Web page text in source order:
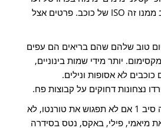
היום המהלך היחיד שטוב ממנו זה ISO של כוכב. פרטים אצל
טוב שלהם שהם בריאים הם עפים
במקסימום. יותר מידי שמות בינוניים,
כוכבים לא אסופות ונילים.
נצחונות דחוקים על קבוצות פח.
בוסטון לדעתי השנה עפה סיב 1 אם לא תפגוש את טורנטו, לא
מיאמי, פילי, באקס, נטס בסידרה